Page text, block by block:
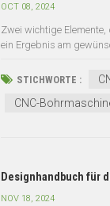
OCT 08, 2024
Zwei wichtige
ein Ergebnis am
STICHWORTE :
CNC-
Designhandbuch für
NOV 18, 2024